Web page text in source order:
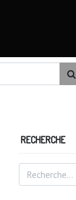
RECHERCHE